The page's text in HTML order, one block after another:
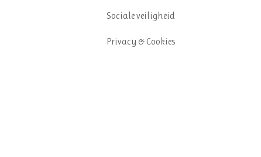
Sociale veiligheid
Privacy & Cookies